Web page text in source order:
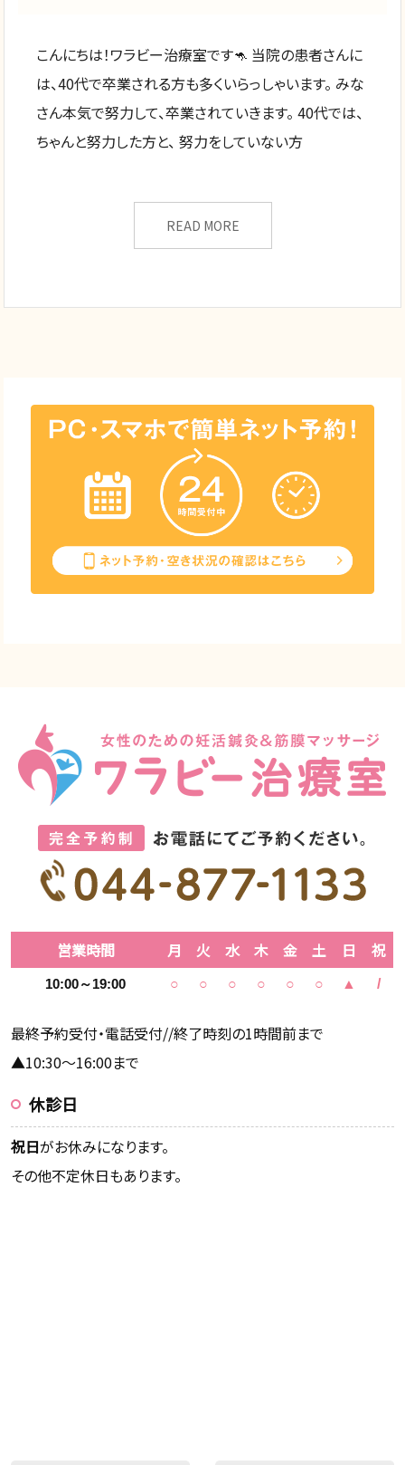
こんにちは！ワラビー治療室です🦘 当院の患者さんに
は、40代で卒業される方も多くいらっしゃいます。 みな
さん本気で努力して、卒業されていきます。 40代では、
ちゃんと努力した方と、 努力をしていない方
READ MORE
営業時間 月 火 水 木 金 土 日 祝
10:00～19:00 ○ ○ ○ ○ ○ ○ ▲ /
最終予約受付・電話受付//終了時刻の1時間前まで
▲10:30～16:00まで
休診日
祝日がお休みになります。
その他不定休日もあります。